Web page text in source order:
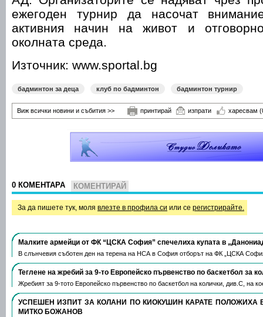
ежегоден турнир да насочат
активния начин на живот и
околната среда.
Източник: www.sportal.bg
бадминтон за деца клуб по бадминтон бадминтон турнир
Виж всички новини и събития >> принтирай изпрати харесвам
0 КОМЕНТАРА КОМЕНТИРАЙ
За да пишете тук, моля влезте в профила си или се регистрирайте.
Малките армейци от ФК “ЦСКА София” спечелиха купата в
В слънчевия съботен ден на терена на НСА в София отборът на ФК „ЦСКА
Теглене на жребий за 9-то Европейско първенство по баскетбол за
Жребият за 9-тото Европейско първенство по баскетбол на колички, див.С, на
УСПЕШЕН ИЗПИТ ЗА КОЛАНИ ПО КИОКУШИН КАРАТЕ ПОЛОЖИХА
МИТКО БОЖАНОВ